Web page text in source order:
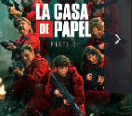
La Casa
de Papel:
Parte 5